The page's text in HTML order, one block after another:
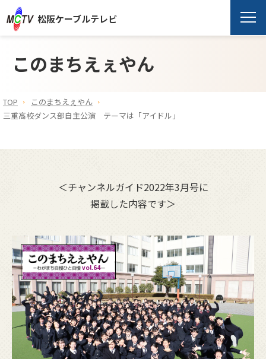
松阪ケーブルテレビ
このまちえぇやん
TOP
このまちえぇやん
三重高校ダンス部自主公演 テーマは「アイドル」
＜チャンネルガイド2022年3月号に
掲載した内容です＞
vol.64